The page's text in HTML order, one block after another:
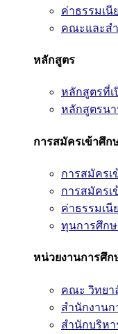
ค่าธรรมเนี
คณะและส
หลักสูตร
หลักสูตรที่เ
หลักสูตรน
การสมัครเข้าศึก
การสมัคร
การสมัคร
ค่าธรรมเนี
ทุนการศึกษ
หน่วยงานการศึก
คณะ วิทยา
สำนักงานก
สำนักบริหา